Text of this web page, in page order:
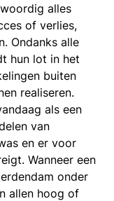
alles
of verlies,
Ondanks alle
hun lot in het
buiten
realiseren.
als een
van
en er voor
Wanneer een
onder
allen hoog of